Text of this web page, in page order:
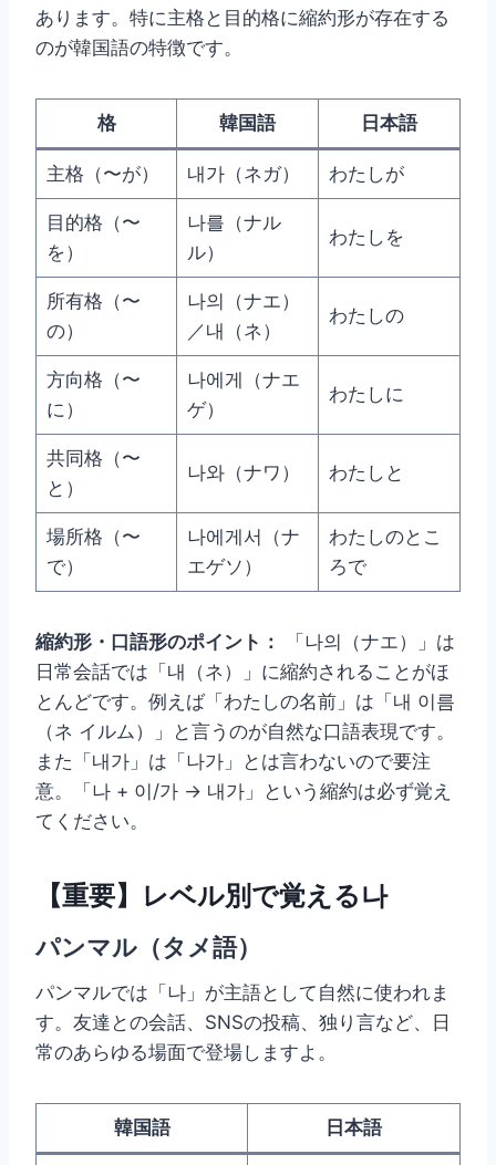
あります。特に主格と目的格に縮約形が存在する
のが韓国語の特徴です。
格 韓国語 日本語
主格（〜が） 내가（ネガ） わたしが
目的格（〜
を）
나를（ナル
ル）
わたしを
所有格（〜
の）
나의（ナエ）
／내（ネ）
わたしの
方向格（〜
に）
나에게（ナエ
ゲ）
わたしに
共同格（〜
と）
나와（ナワ） わたしと
場所格（〜
で）
나에게서（ナ
エゲソ）
わたしのとこ
ろで
縮約形・口語形のポイント：
「나의（ナエ）」は
日常会話では「내（ネ）」に縮約されることがほ
とんどです。例えば「わたしの名前」は「내 이름
（ネ イルム）」と言うのが自然な口語表現です。
また「내가」は「나가」とは言わないので要注
意。「나 + 이/가 → 내가」という縮約は必ず覚え
てください。
【重要】レベル別で覚える나
パンマル（タメ語）
パンマルでは「나」が主語として自然に使われま
す。友達との会話、SNSの投稿、独り言など、日
常のあらゆる場面で登場しますよ。
韓国語 日本語